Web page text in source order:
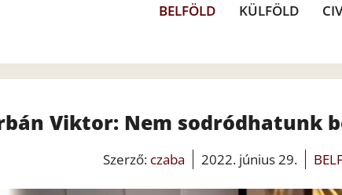
BELFÖLD KÜLFÖLD
Viktor: Nem sodródhatunk
Szerző: czaba 2022. június 29.